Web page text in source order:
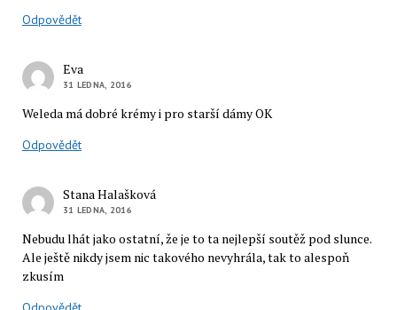
Odpovědět
Eva
31 LEDNA, 2016
Weleda má dobré krémy i pro starší dámy OK
Odpovědět
Stana Halašková
31 LEDNA, 2016
Nebudu lhát jako ostatní, že je to ta nejlepší soutěž pod slunce.
Ale ještě nikdy jsem nic takového nevyhrála, tak to alespoň
zkusím